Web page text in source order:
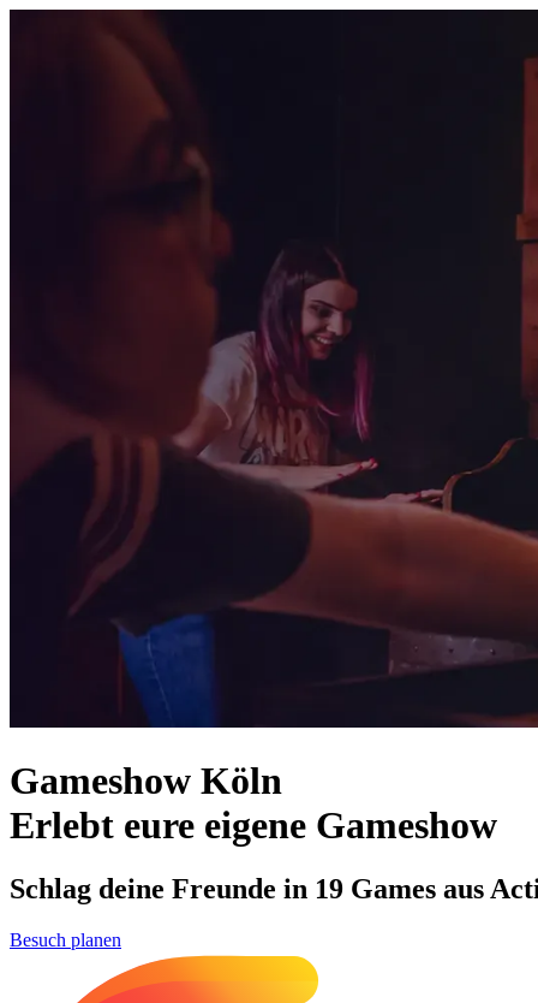
Gameshow Köln
Erlebt eure eigene Gameshow
Schlag deine Freunde in 19 Games aus
Besuch planen